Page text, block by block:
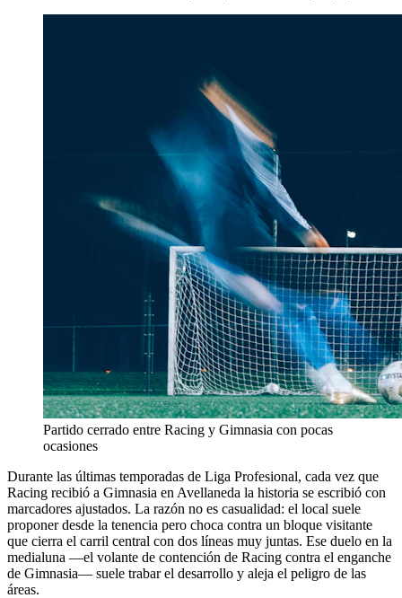
Partido cerrado entre Racing y Gimnasia con pocas
ocasiones
Durante las últimas temporadas de Liga Profesional, cada vez que
Racing recibió a Gimnasia en Avellaneda la historia se escribió con
marcadores ajustados. La razón no es casualidad: el local suele
proponer desde la tenencia pero choca contra un bloque visitante
que cierra el carril central con dos líneas muy juntas. Ese duelo en la
medialuna —el volante de contención de Racing contra el enganche
de Gimnasia— suele trabar el desarrollo y aleja el peligro de las
áreas.